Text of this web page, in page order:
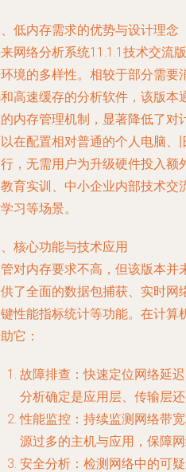
低内存需求的优势与设计理念
网络分析系统11.1.1技术交流
境的多样性。相较于部分需要
高速缓存的分析软件，该版本
内存管理机制，显著降低了对
在配置相对普通的个人电脑、
，无需用户为升级硬件投入额
育实训、中小企业内部技术交
习等场景。
核心功能与技术应用
对内存要求不高，但该版本并
了全面的数据包捕获、实时网
性能指标统计等功能。在计算
它：
故障排查 ：快速定位网络延
分析确定是应用层、传输层还
性能监控 ：持续监测网络带
源过多的主机与应用，保障网
安全分析 ：检测网络中的可